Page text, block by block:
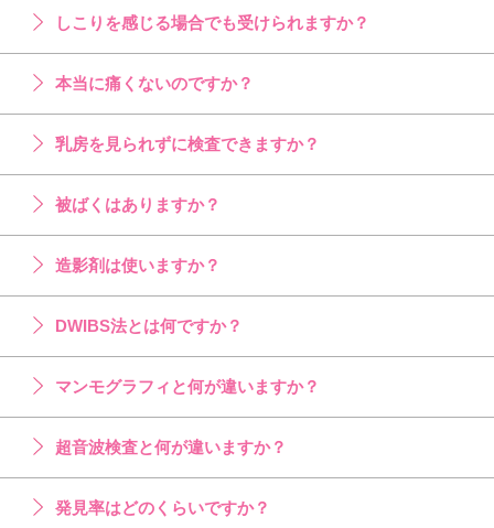
しこりを感じる場合でも受けられますか？
本当に痛くないのですか？
乳房を見られずに検査できますか？
被ばくはありますか？
造影剤は使いますか？
DWIBS法とは何ですか？
マンモグラフィと何が違いますか？
超音波検査と何が違いますか？
発見率はどのくらいですか？